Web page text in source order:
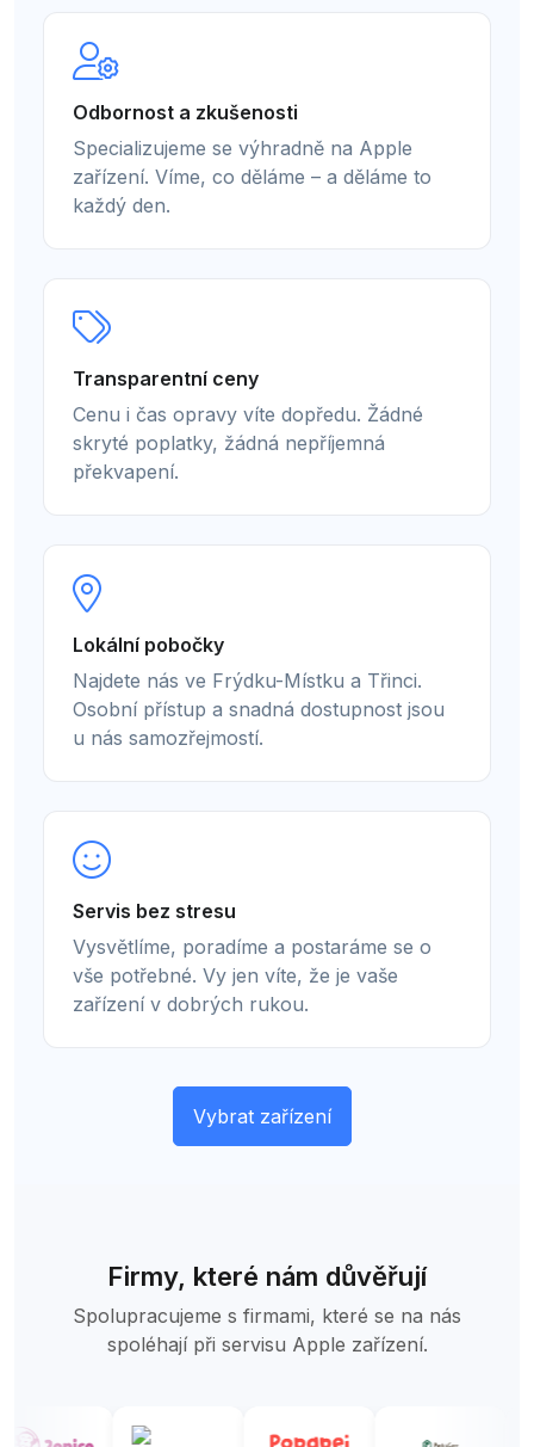
Odbornost a zkušenosti
Specializujeme se výhradně na Apple
zařízení. Víme, co děláme – a děláme to
každý den.
Transparentní ceny
Cenu i čas opravy víte dopředu. Žádné
skryté poplatky, žádná nepříjemná
překvapení.
Lokální pobočky
Najdete nás ve Frýdku-Místku a Třinci.
Osobní přístup a snadná dostupnost jsou
u nás samozřejmostí.
Servis bez stresu
Vysvětlíme, poradíme a postaráme se o
vše potřebné. Vy jen víte, že je vaše
zařízení v dobrých rukou.
Vybrat zařízení
Firmy, které nám důvěřují
Spolupracujeme s firmami, které se na nás
spoléhají při servisu Apple zařízení.